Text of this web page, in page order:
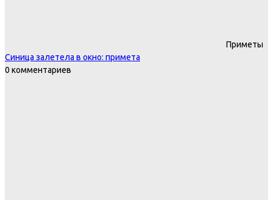
Приметы
Синица залетела в окно: примета
0 комментариев